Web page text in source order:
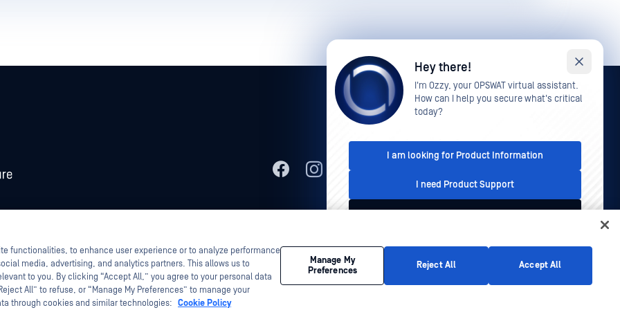
MetaAccess, das OPSWAT , Trust no File. Trust No Device., OPSWAT ,
Eigentum ihrer jeweiligen Inhaber.
functionalities, to enhance user experience or to analyze performance
media, advertising, and analytics partners. This allows us to
to you. By clicking “Accept All,” you agree to your personal data
All” to refuse, or “Manage My Preferences” to manage your
through cookies and similar technologies: Cookie Policy
Manage My
Preferences
Reject All Accept All
Hey there!
I'm Ozzy, your OPSWAT virtual assistant.
How can I help you secure what's critical
today?
I am looking for Product Information
I need Product Support
This conversation is recorded for quality assurance
purposes. See our